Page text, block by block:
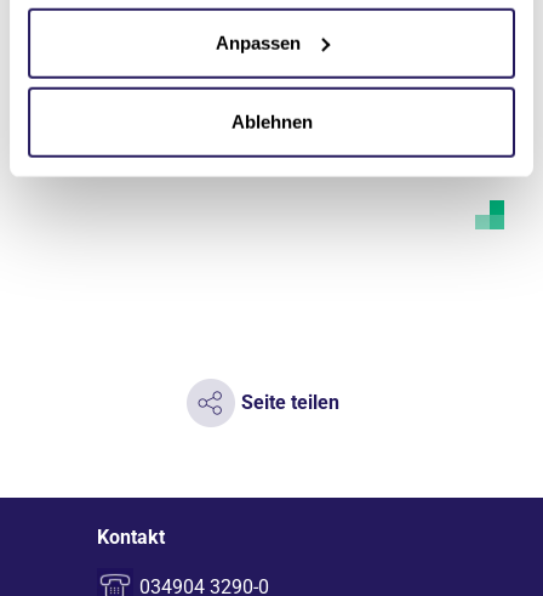
Anpassen
Ablehnen
Seite teilen
Kontakt
034904 3290-0